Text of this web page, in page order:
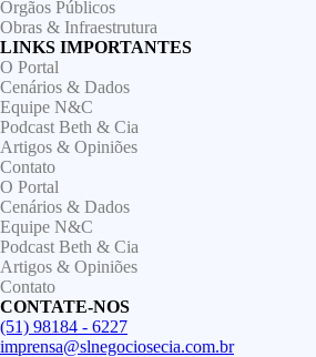
Órgãos Públicos
Obras & Infraestrutura
LINKS IMPORTANTES
O Portal
Cenários & Dados
Equipe N&C
Podcast Beth & Cia
Artigos & Opiniões
Contato
O Portal
Cenários & Dados
Equipe N&C
Podcast Beth & Cia
Artigos & Opiniões
Contato
CONTATE-NOS
(51) 98184 - 6227
imprensa@slnegociosecia.com.br